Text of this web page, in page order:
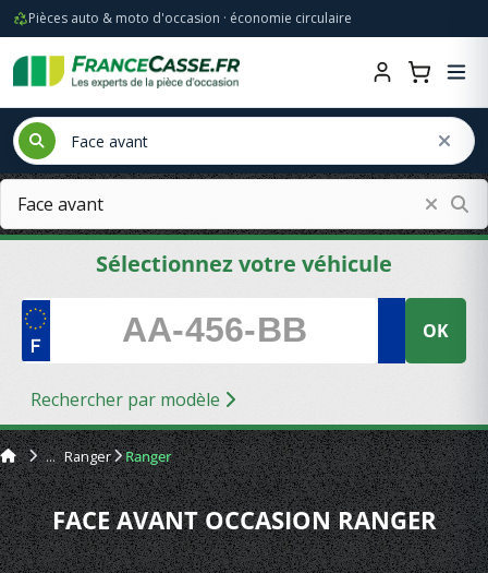
Pièces auto & moto d'occasion · économie circulaire
Sélectionnez votre véhicule
OK
Rechercher par modèle
Ranger Ranger
FACE AVANT OCCASION RANGER